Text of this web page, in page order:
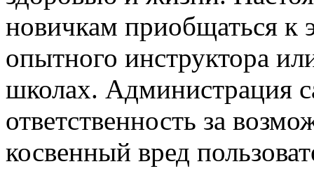
новичкам приобщаться к
опытного инструктора
школах. Администрация
ответственность за
косвенный вред